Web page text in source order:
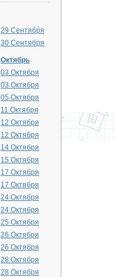
29 Сентября
30 Сентября
Октябрь
03 Октября
03 Октября
05 Октября
11 Октября
12 Октября
12 Октября
14 Октября
15 Октября
17 Октября
17 Октября
24 Октября
24 Октября
25 Октября
26 Октября
26 Октября
28 Октября
28 Октября